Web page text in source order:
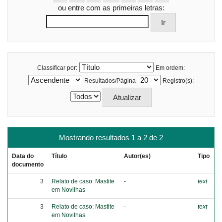
ou entre com as primeiras letras:
Classificar por:
Em ordem:
Resultados/Página
Registro(s):
Mostrando resultados 1 a 2 de 2
Data do
documento
Título Autor(es) Tipo
3
Relato de caso: Mastite
em Novilhas
- text
3
Relato de caso: Mastite
em Novilhas
- text